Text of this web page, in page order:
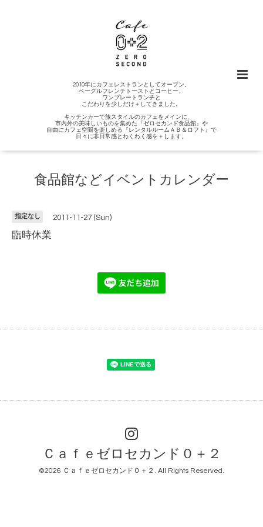
2010年にカフェレストランとしてオープン。
ベーグルフレンチトーストとコーヒー、
ワンプレートランチと
こだわりを少しだけ＋してきました。
キッチンカーで旅スタイルのカフェをメインに、
市内外の美味しいものを集めた『ゼロセカンド食品館』や
自由にカフェ空間を楽しめる『レンタルルームＡＢ＆ロフト』で
日々に非日常感とわくわく感を＋します。
食品館などイベントカレンダー
指定なし 2011-11-27 (Sun)
臨時休業
Ｃａｆｅゼロセカンド０＋２
©2026 Ｃａｆｅゼロセカンド０＋２ . All Rights Reserved.